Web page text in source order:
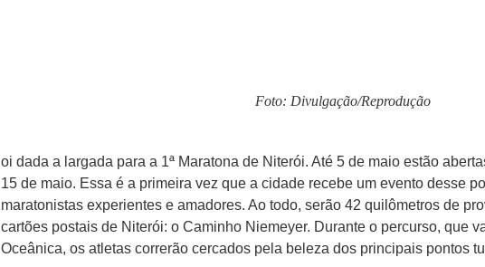
Foto: Divulgação/Reprodução
oi dada a largada para a 1ª Maratona de Niterói. Até 5 de maio estão
15 de maio. Essa é a primeira vez que a cidade recebe um evento desse
maratonistas experientes e amadores. Ao todo, serão 42 quilômetros de
cartões postais de Niterói: o Caminho Niemeyer. Durante o percurso, que
Oceânica, os atletas correrão cercados pela beleza dos principais pontos